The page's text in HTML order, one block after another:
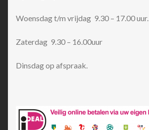
Woensdag t/m vrijdag 9.30 – 17.00 uur.
Zaterdag 9.30 – 16.00uur
Dinsdag op afspraak.